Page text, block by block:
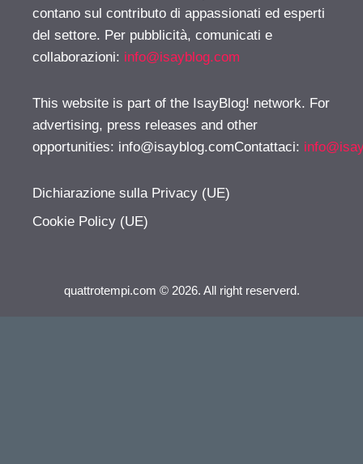
contano sul contributo di appassionati ed esperti
del settore. Per pubblicità, comunicati e
collaborazioni: info@isayblog.com
This website is part of the IsayBlog! network. For
advertising, press releases and other
opportunities: info@isayblog.comContattaci:
Dichiarazione sulla Privacy (UE)
Cookie Policy (UE)
quattrotempi.com © 2026. All right reserverd.